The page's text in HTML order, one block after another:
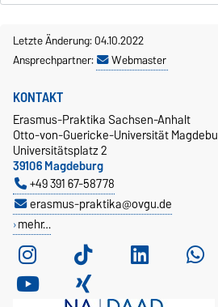
Letzte Änderung: 04.10.2022
Ansprechpartner:
Webmaster
KONTAKT
Erasmus-Praktika Sachsen-Anhalt
Otto-von-Guericke-Universität
Universitätsplatz 2
39106 Magdeburg
+49 391 67-58778
erasmus-praktika@ovgu.de
mehr…